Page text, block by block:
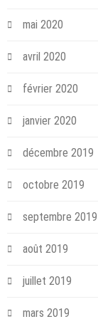
mai 2020
avril 2020
février 2020
janvier 2020
décembre 2019
octobre 2019
septembre 2019
août 2019
juillet 2019
mars 2019